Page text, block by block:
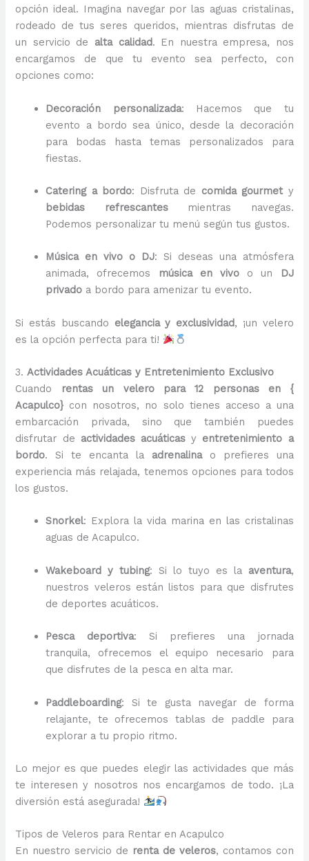
opción ideal. Imagina navegar por las aguas cristalinas,
rodeado de tus seres queridos, mientras disfrutas de
un servicio de alta calidad. En nuestra empresa, nos
encargamos de que tu evento sea perfecto, con
opciones como:
Decoración personalizada: Hacemos que tu
evento a bordo sea único, desde la decoración
para bodas hasta temas personalizados para
fiestas.
Catering a bordo: Disfruta de comida gourmety
bebidas refrescantesmientras navegas.
Podemos personalizar tu menú según tus gustos.
Música en vivo o DJ: Si deseas una atmósfera
animada, ofrecemos
música en vivo o un
DJ
privado a bordo para amenizar tu evento.
Si estás buscando elegancia y exclusividad, ¡un velero
es la opción perfecta para ti!
3.Actividades Acuáticas y Entretenimiento Exclusivo
Cuando
rentas un velero para 12 personas
en {
Acapulco} con nosotros, no solo tienes acceso a una
embarcación privada, sino que también puedes
disfrutar de actividades acuáticas y entretenimiento a
bordo. Si te encanta la adrenalinao prefieres una
experiencia más relajada, tenemos opciones para todos
los gustos.
Snorkel: Explora la vida marina en las cristalinas
aguas de Acapulco.
Wakeboard y tubing: Si lo tuyo es la aventura,
nuestros veleros están listos para que disfrutes
de deportes acuáticos.
Pesca deportiva: Si prefieres una jornada
tranquila, ofrecemos el equipo necesario para
que disfrutes de la pesca en alta mar.
Paddleboarding: Si te gusta navegar de forma
relajante, te ofrecemos tablas de paddle para
explorar a tu propio ritmo.
Lo mejor es que puedes elegir las actividades que más
te interesen y nosotros nos encargamos de todo. ¡La
diversión está asegurada!
Tipos de Veleros para Rentar en Acapulco
En nuestro servicio de renta de veleros, contamos con